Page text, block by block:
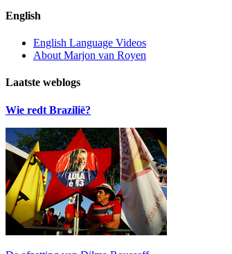
English
English Language Videos
About Marjon van Royen
Laatste weblogs
Wie redt Brazilië?